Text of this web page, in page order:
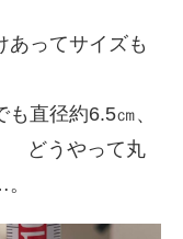
あってサイズも
直径約6.5㎝、
どうやって丸